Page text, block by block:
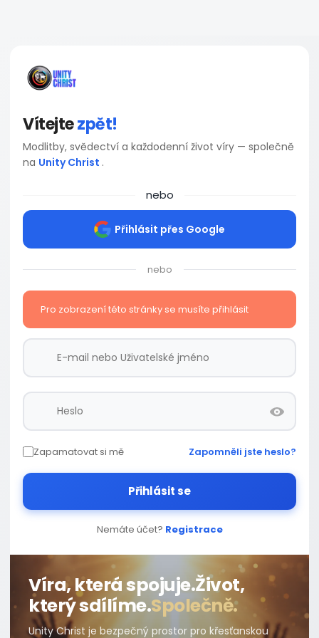
Vítejtezpět!
Modlitby, svědectví a každodenní život víry — společně
na Unity Christ .
nebo
Přihlásit přes Google
nebo
Pro zobrazení této stránky se musíte přihlásit
Zapamatovat si mě Zapomněli jste heslo?
Přihlásit se
Nemáte účet? Registrace
Víra, která spojuje.Život,
který sdílíme.Společně.
Unity Christ je bezpečný prostor pro křesťanskou